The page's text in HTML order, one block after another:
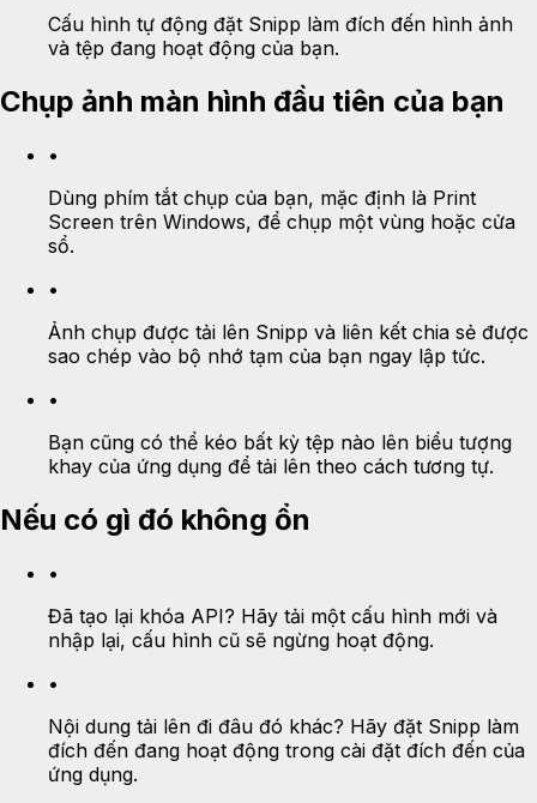
Cấu hình tự động đặt Snipp làm đích đến hình ảnh
và tệp đang hoạt động của bạn.
Chụp ảnh màn hình đầu tiên của bạn
•
Dùng phím tắt chụp của bạn, mặc định là Print
Screen trên Windows, để chụp một vùng hoặc cửa
sổ.
•
Ảnh chụp được tải lên Snipp và liên kết chia sẻ được
sao chép vào bộ nhớ tạm của bạn ngay lập tức.
•
Bạn cũng có thể kéo bất kỳ tệp nào lên biểu tượng
khay của ứng dụng để tải lên theo cách tương tự.
Nếu có gì đó không ổn
•
Đã tạo lại khóa API? Hãy tải một cấu hình mới và
nhập lại, cấu hình cũ sẽ ngừng hoạt động.
•
Nội dung tải lên đi đâu đó khác? Hãy đặt Snipp làm
đích đến đang hoạt động trong cài đặt đích đến của
ứng dụng.